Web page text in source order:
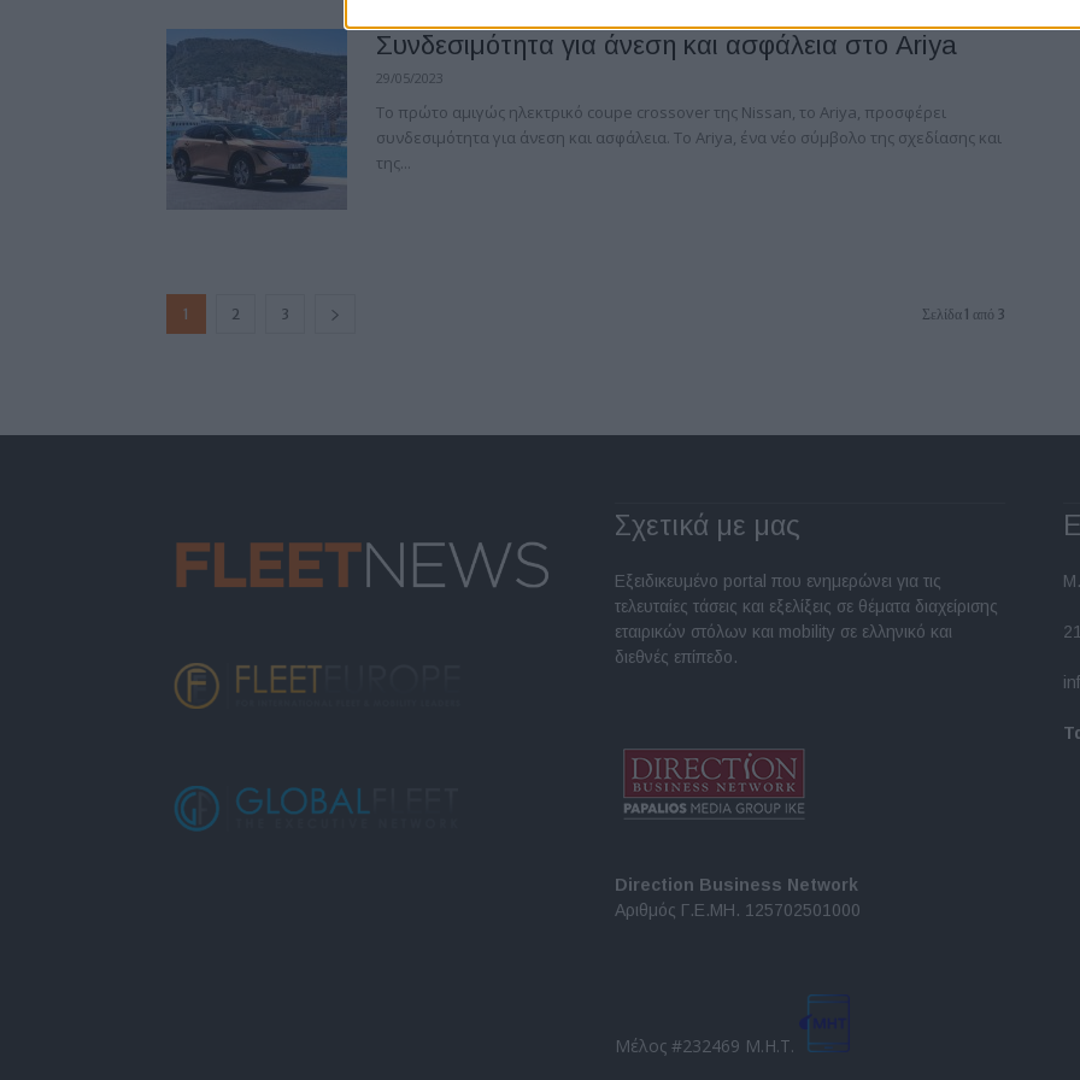
Συνδεσιμότητα για άνεση και ασφάλεια στο Ariya
29/05/2023
Το πρώτο αμιγώς ηλεκτρικό coupe crossover της Nissan, το Ariya, προσφέρει
συνδεσιμότητα για άνεση και ασφάλεια. Το Ariya, ένα νέο σύμβολο της σχεδίασης και
της...
1 2 3 Σελίδα 1 από 3
Σχετικά με μας
Εξειδικευμένο portal που ενημερώνει για τις
τελευταίες τάσεις και εξελίξεις σε θέματα διαχείρισης
εταιρικών στόλων και mobility σε ελληνικό και
διεθνές επίπεδο.
Direction Business Network
Αριθμός Γ.Ε.ΜΗ. 125702501000
Μέλος #232469 Μ.Η.Τ.